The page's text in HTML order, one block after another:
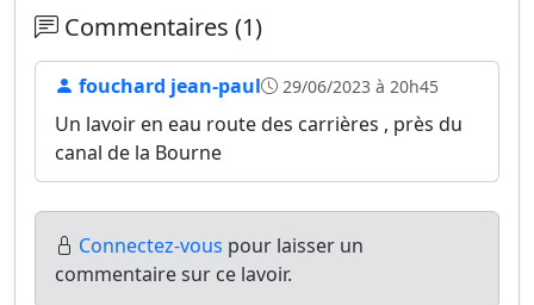
Commentaires (1)
fouchard jean-paul 29/06/2023 à 20h45
Un lavoir en eau route des carrières , près du
canal de la Bourne
Connectez-vous pour laisser un
commentaire sur ce lavoir.